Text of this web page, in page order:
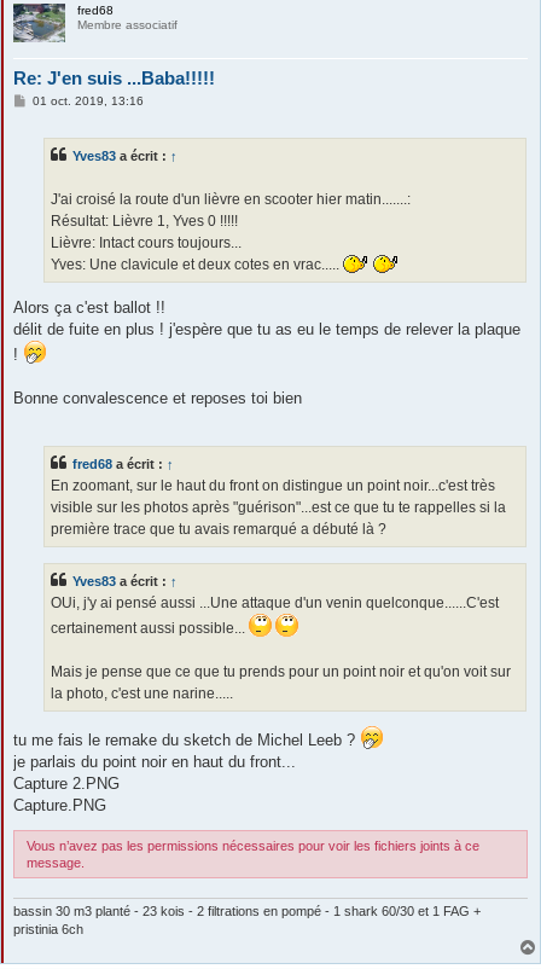
fred68
Membre associatif
Re: J'en suis ...Baba!!!!!
M01 oct. 2019, 13:16
Yves83 a écrit : ↑
J'ai croisé la route d'un lièvre en scooter hier matin.......:
Résultat: Lièvre 1, Yves 0 !!!!!
Lièvre: Intact cours toujours...
Yves: Une clavicule et deux cotes en vrac.....
Alors ça c'est ballot !!
délit de fuite en plus ! j'espère que tu as eu le temps de relever la plaque
!
Bonne convalescence et reposes toi bien
fred68 a écrit : ↑
En zoomant, sur le haut du front on distingue un point noir...c'est très
visible sur les photos après "guérison"...est ce que tu te rappelles si la
première trace que tu avais remarqué a débuté là ?
Yves83 a écrit : ↑
OUi, j'y ai pensé aussi ...Une attaque d'un venin quelconque......C'est
certainement aussi possible...
Mais je pense que ce que tu prends pour un point noir et qu'on voit sur
la photo, c'est une narine.....
tu me fais le remake du sketch de Michel Leeb ?
je parlais du point noir en haut du front...
Capture 2.PNG
Capture.PNG
Vous n’avez pas les permissions nécessaires pour voir les fichiers joints à ce
message.
bassin 30 m3 planté - 23 kois - 2 filtrations en pompé - 1 shark 60/30 et 1 FAG +
pristinia 6ch